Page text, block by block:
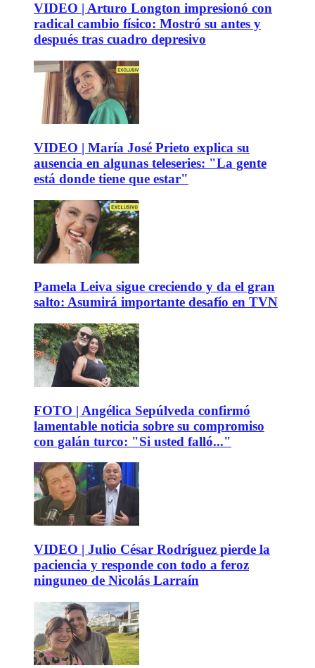
VIDEO | Arturo Longton impresionó con
radical cambio físico: Mostró su antes y
después tras cuadro depresivo
VIDEO | María José Prieto explica su
ausencia en algunas teleseries: "La gente
está donde tiene que estar"
Pamela Leiva sigue creciendo y da el gran
salto: Asumirá importante desafío en TVN
FOTO | Angélica Sepúlveda confirmó
lamentable noticia sobre su compromiso
con galán turco: "Si usted falló..."
VIDEO | Julio César Rodríguez pierde la
paciencia y responde con todo a feroz
ninguneo de Nicolás Larraín